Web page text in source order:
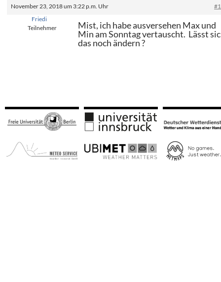
November 23, 2018 um 3:22 p.m. Uhr
Friedi
Teilnehmer
Mist, ich habe ausversehen Max und
Min am Sonntag vertauscht. Lässt
das noch ändern ?